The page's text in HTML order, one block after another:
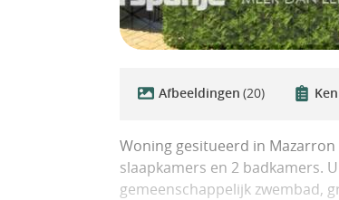
Afbeeldingen (20)
Woning gesitueerd in Mazarron
slaapkamers en 2 badkamers.
gemeenschappelijk zwembad,